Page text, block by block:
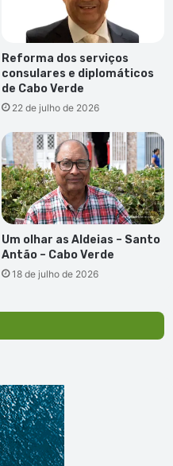
Reforma dos serviços
consulares e diplomáticos
de Cabo Verde
22 de julho de 2026
Um olhar as Aldeias – Santo
Antão – Cabo Verde
18 de julho de 2026